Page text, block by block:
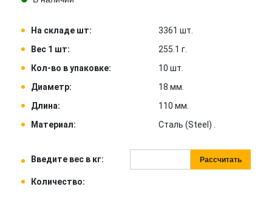
На складе шт:
3361 шт.
Вес 1 шт:
255.1 г.
Кол-во в упаковке:
10 шт.
Диаметр:
18 мм.
Длина:
110 мм.
Материал:
Сталь (Steel) .
Введите вес в кг: Рассчитать
Количество: